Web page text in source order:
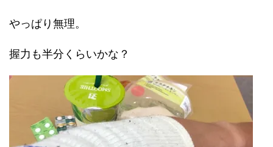
やっぱり無理。
握力も半分くらいかな？